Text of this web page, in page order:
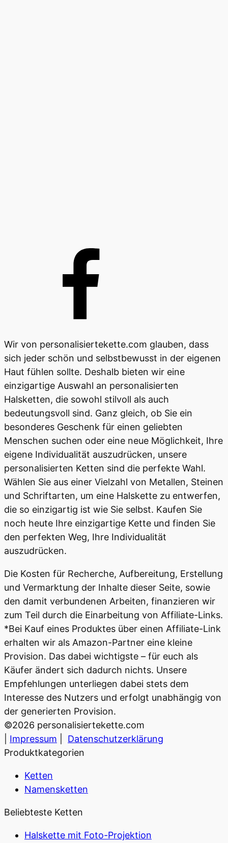
Wir von personalisiertekette.com glauben, dass
sich jeder schön und selbstbewusst in der eigenen
Haut fühlen sollte. Deshalb bieten wir eine
einzigartige Auswahl an personalisierten
Halsketten, die sowohl stilvoll als auch
bedeutungsvoll sind. Ganz gleich, ob Sie ein
besonderes Geschenk für einen geliebten
Menschen suchen oder eine neue Möglichkeit, Ihre
eigene Individualität auszudrücken, unsere
personalisierten Ketten sind die perfekte Wahl.
Wählen Sie aus einer Vielzahl von Metallen, Steinen
und Schriftarten, um eine Halskette zu entwerfen,
die so einzigartig ist wie Sie selbst. Kaufen Sie
noch heute Ihre einzigartige Kette und finden Sie
den perfekten Weg, Ihre Individualität
auszudrücken.
Die Kosten für Recherche, Aufbereitung, Erstellung
und Vermarktung der Inhalte dieser Seite, sowie
den damit verbundenen Arbeiten, finanzieren wir
zum Teil durch die Einarbeitung von Affiliate-Links.
*Bei Kauf eines Produktes über einen Affiliate-Link
erhalten wir als Amazon-Partner eine kleine
Provision. Das dabei wichtigste – für euch als
Käufer ändert sich dadurch nichts. Unsere
Empfehlungen unterliegen dabei stets dem
Interesse des Nutzers und erfolgt unabhängig von
der generierten Provision.
©2026 personalisiertekette.com
Impressum
Datenschutzerklärung
Produktkategorien
Ketten
Namensketten
Beliebteste Ketten
Halskette mit Foto-Projektion